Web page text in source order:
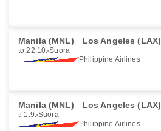
Manila (MNL) Los Angeles (LAX)
to 22.10. Suora
Philippine Airlines
Manila (MNL) Los Angeles (LAX)
ti 1.9. Suora
Philippine Airlines